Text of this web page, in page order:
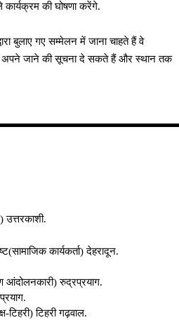
की घोषणा करेंगे.
बुलाए गए सम्मेलन में जाना चाहते हैं वे
अपने जाने की सूचना दे सकते हैं और स्थान तक
उत्तरकाशी.
कार्यकर्ता) देहरादून.
आंदोलनकारी) रुद्रप्रयाग.
टिहरी गढ़वाल.